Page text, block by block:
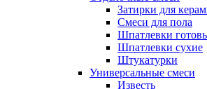
Затирки для
Смеси для пола
Шпатлевки
Шпатлевки сухие
Штукатурки
Универсальные смеси
Известь